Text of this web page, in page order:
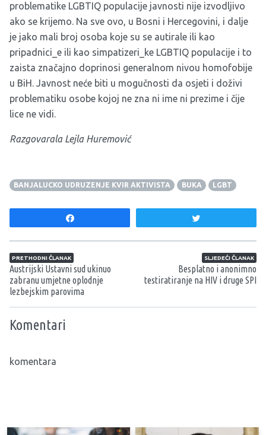
problematike LGBTIQ populacije javnosti nije izvodljivo
ako se krijemo. Na sve ovo, u Bosni i Hercegovini, i dalje
je jako mali broj osoba koje su se autirale ili kao
pripadnici_e ili kao simpatizeri_ke LGBTIQ populacije i to
zaista značajno doprinosi generalnom nivou homofobije
u BiH. Javnost neće biti u mogučnosti da osjeti i doživi
problematiku osobe kojoj ne zna ni ime ni prezime i čije
lice ne vidi.
Razgovarala Lejla Huremović
BANJALUCKO UDRUZENJE KVIR AKTIVISTA BUKA LGBT
Navigacija članaka
PRETHODNI ČLANAK
Austrijski Ustavni sud ukinuo
zabranu umjetne oplodnje
lezbejskim parovima
SLJEDEĆI ČLANAK
Besplatno i anonimno
testiratiranje na HIV i druge SPI
Komentari
komentara